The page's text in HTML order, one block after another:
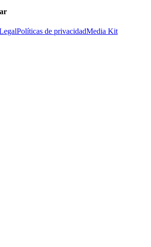
Políticas de privacidadMedia Kit